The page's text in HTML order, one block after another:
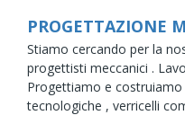
PROGETTAZIONE
Stiamo cercando per la
progettisti meccanici .
Progettiamo e
tecnologiche , verricelli